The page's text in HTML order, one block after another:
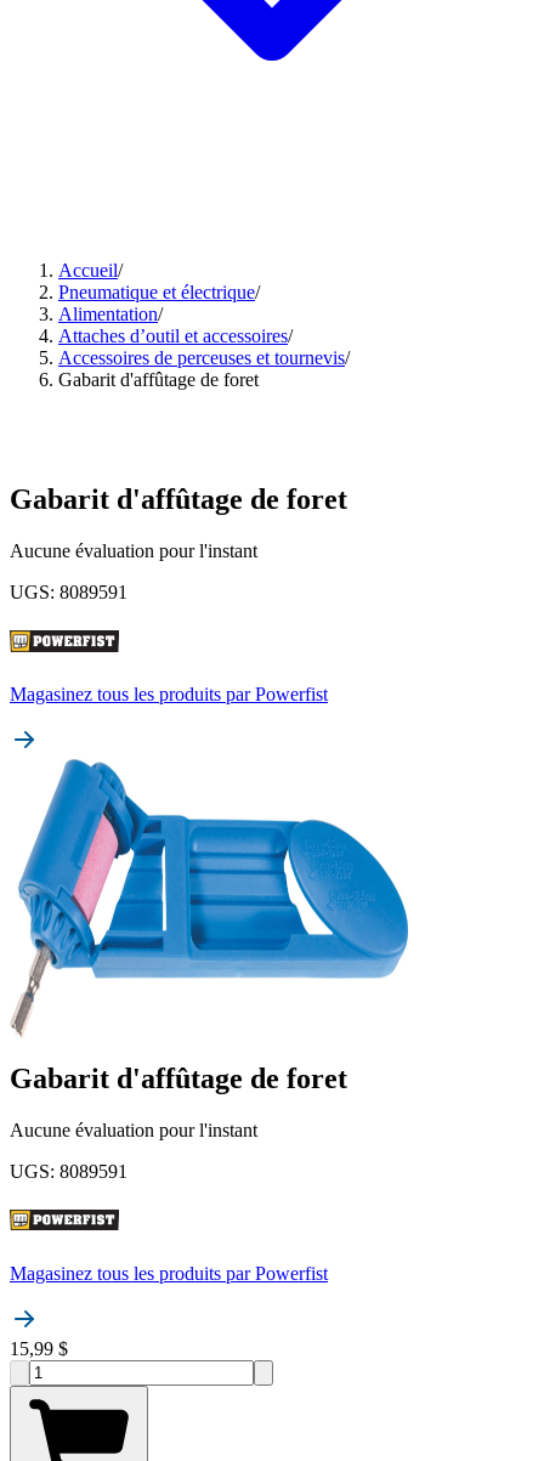
Accueil/
Pneumatique et électrique/
Alimentation/
Attaches d’outil et accessoires/
Accessoires de perceuses et tournevis/
Gabarit d'affûtage de foret
Gabarit d'affûtage de foret
Aucune évaluation pour l'instant
UGS: 8089591
Magasinez tous les produits par Powerfist
Gabarit d'affûtage de foret
Aucune évaluation pour l'instant
UGS: 8089591
Magasinez tous les produits par Powerfist
15,99 $